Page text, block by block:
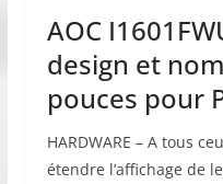
AOC
design et
pouces pour
HARDWARE – A tous
étendre l’affichage de